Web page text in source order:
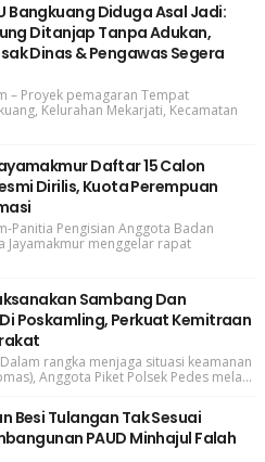
Bangkuang Diduga Asal Jadi:
Ditanjap Tanpa Adukan,
Dinas & Pengawas Segera
– Proyek pemagaran Tempat
Kelurahan Mekarjati, Kecamatan
Daftar 15 Calon
Dirilis, Kuota Perempuan
Panitia Pengisian Anggota Badan
Jayamakmur menggelar rapat
Sambang Dan
Poskamling, Perkuat Kemitraan
rangka menjaga situasi keamanan
Anggota Piket Polsek Pedes mela...
Besi Tulangan Tak Sesuai
PAUD Minhajul Falah